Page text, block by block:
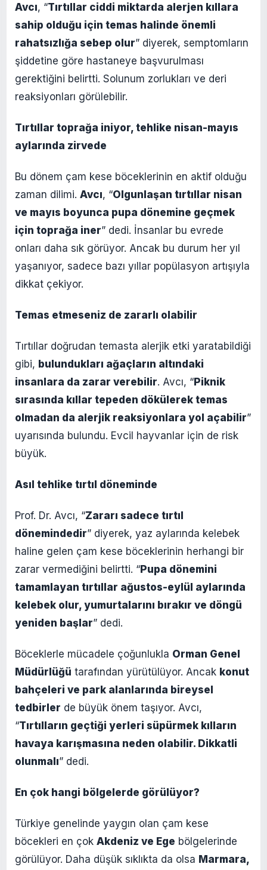
Avcı, “Tırtıllar ciddi miktarda alerjen kıllara
sahip olduğu için temas halinde önemli
rahatsızlığa sebep olur” diyerek, semptomların
şiddetine göre hastaneye başvurulması
gerektiğini belirtti. Solunum zorlukları ve deri
reaksiyonları görülebilir.
Tırtıllar toprağa iniyor, tehlike nisan-mayıs
aylarında zirvede
Bu dönem çam kese böceklerinin en aktif olduğu
zaman dilimi. Avcı, “Olgunlaşan tırtıllar nisan
ve mayıs boyunca pupa dönemine geçmek
için toprağa iner” dedi. İnsanlar bu evrede
onları daha sık görüyor. Ancak bu durum her yıl
yaşanıyor, sadece bazı yıllar popülasyon artışıyla
dikkat çekiyor.
Temas etmeseniz de zararlı olabilir
Tırtıllar doğrudan temasta alerjik etki yaratabildiği
gibi, bulundukları ağaçların altındaki
insanlara da zarar verebilir. Avcı, “Piknik
sırasında kıllar tepeden dökülerek temas
olmadan da alerjik reaksiyonlara yol açabilir”
uyarısında bulundu. Evcil hayvanlar için de risk
büyük.
Asıl tehlike tırtıl döneminde
Prof. Dr. Avcı, “Zararı sadece tırtıl
dönemindedir” diyerek, yaz aylarında kelebek
haline gelen çam kese böceklerinin herhangi bir
zarar vermediğini belirtti. “Pupa dönemini
tamamlayan tırtıllar ağustos-eylül aylarında
kelebek olur, yumurtalarını bırakır ve döngü
yeniden başlar” dedi.
Böceklerle mücadele çoğunlukla Orman Genel
Müdürlüğü tarafından yürütülüyor. Ancak konut
bahçeleri ve park alanlarında bireysel
tedbirler de büyük önem taşıyor. Avcı,
“Tırtılların geçtiği yerleri süpürmek kılların
havaya karışmasına neden olabilir. Dikkatli
olunmalı” dedi.
En çok hangi bölgelerde görülüyor?
Türkiye genelinde yaygın olan çam kese
böcekleri en çok Akdeniz ve Ege bölgelerinde
görülüyor. Daha düşük sıklıkta da olsa Marmara,